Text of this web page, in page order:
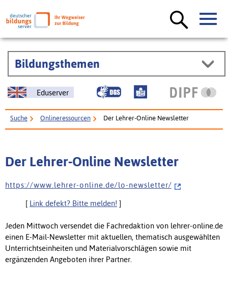
Bildungsthemen
Eduserver
Suche Onlineressourcen Der Lehrer-Online Newsletter
Der Lehrer-Online Newsletter
h t t p s : / / w w w . l e h r e r - o n l i n e . d e / l o - n e w s l e t t e r /
[ Link defekt? Bitte melden! ]
Jeden Mittwoch versendet die Fachredaktion von lehrer-online.de
einen E-Mail-Newsletter mit aktuellen, thematisch ausgewählten
Unterrichtseinheiten und Materialvorschlägen sowie mit
ergänzenden Angeboten ihrer Partner.